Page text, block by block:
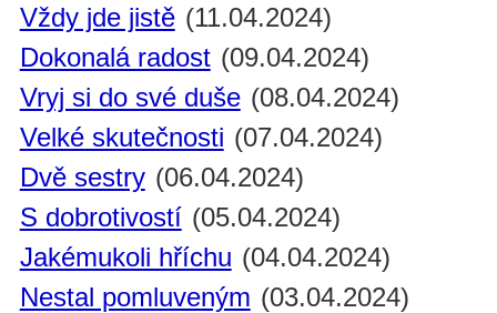
Vždy jde jistě (11.04.2024)
Dokonalá radost (09.04.2024)
Vryj si do své duše (08.04.2024)
Velké skutečnosti (07.04.2024)
Dvě sestry (06.04.2024)
S dobrotivostí (05.04.2024)
Jakémukoli hříchu (04.04.2024)
Nestal pomluveným (03.04.2024)